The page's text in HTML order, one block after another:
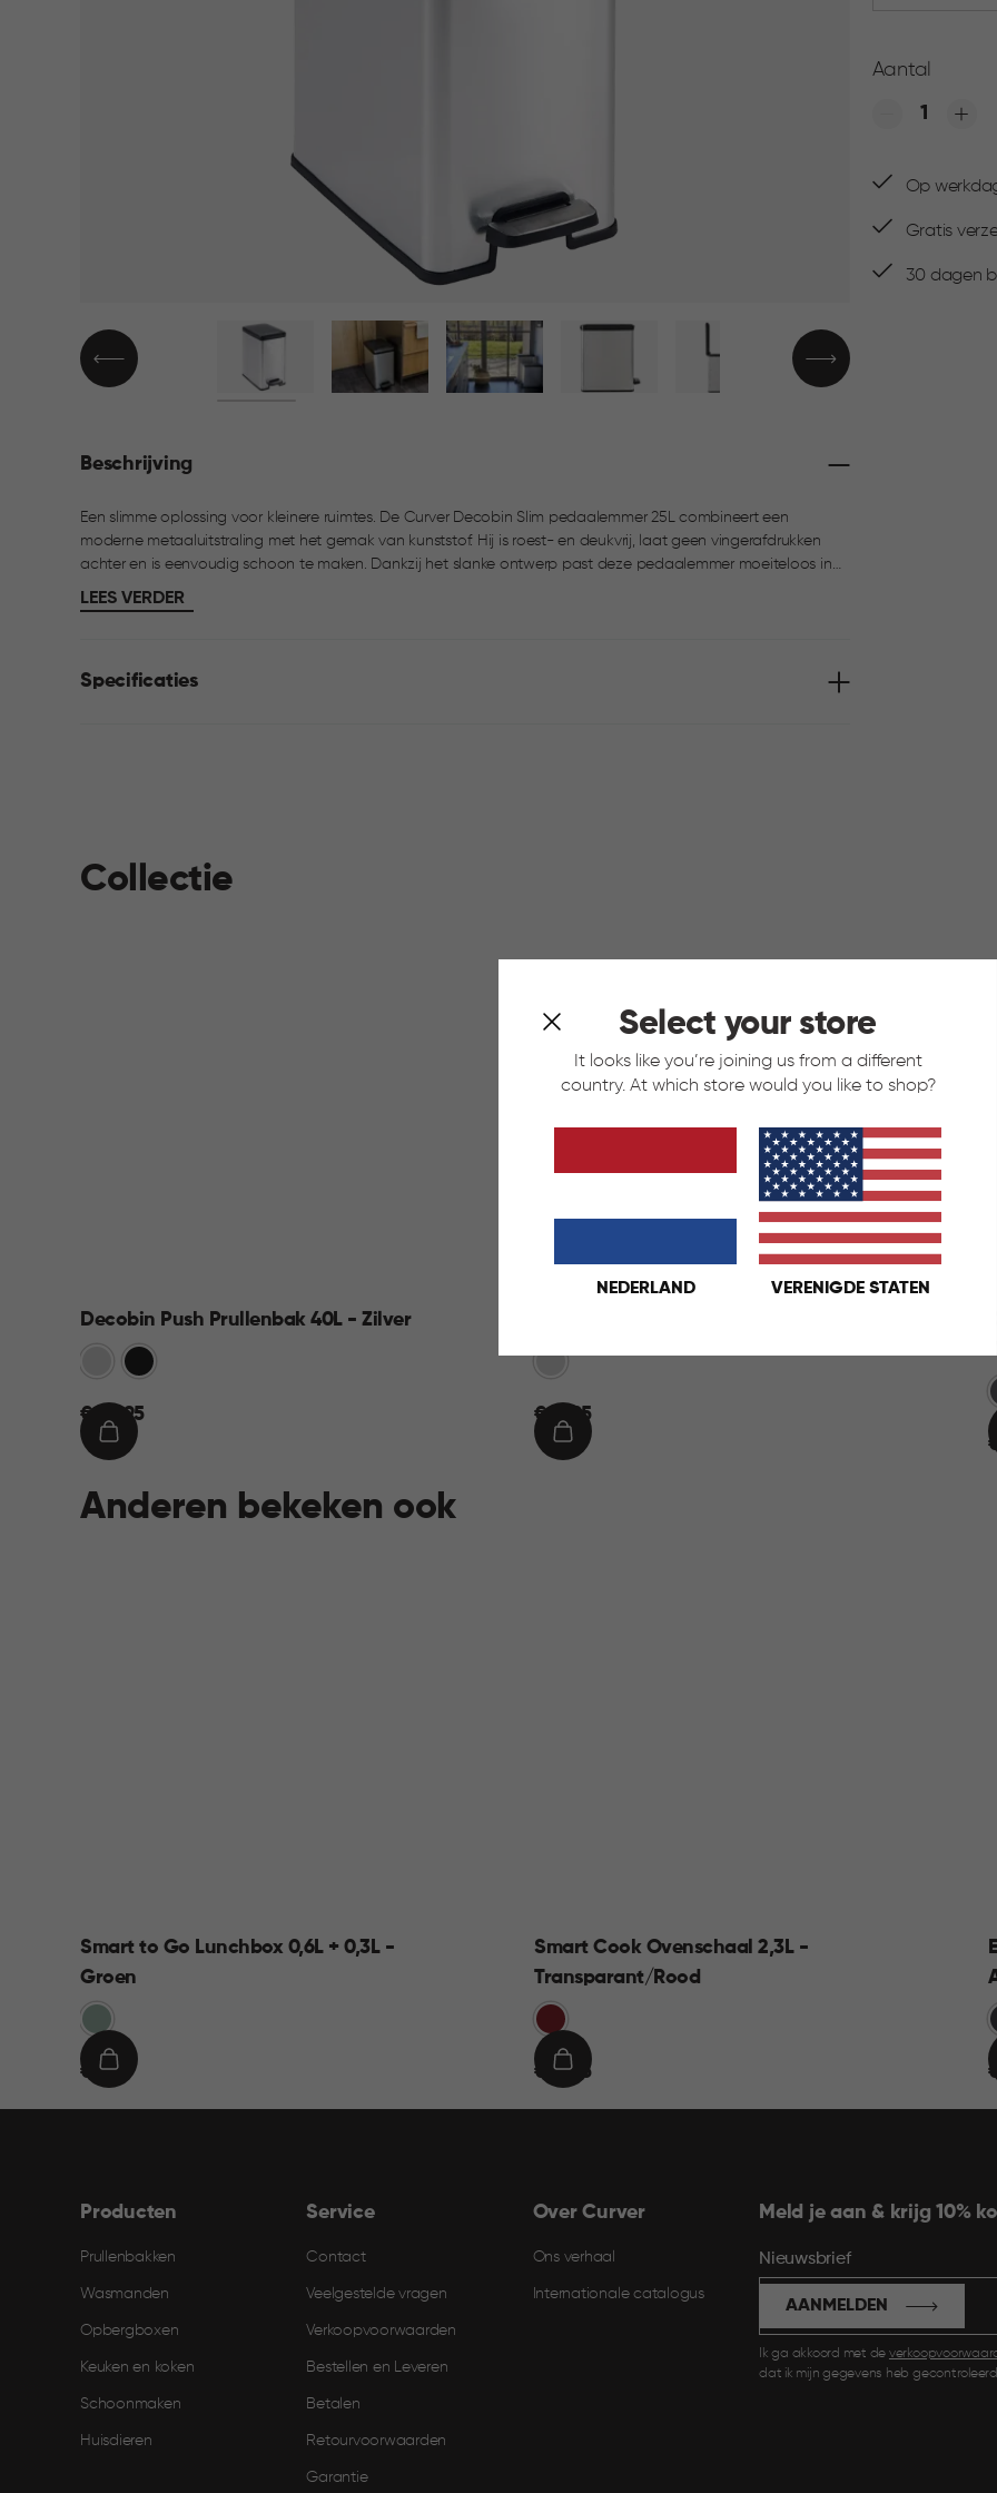
Select your store
It looks like you’re joining us from a different
country. At which store would you like to shop?
NEDERLAND VERENIGDE STATEN
Aantal
Quantity:
Op
Gratis
30 dagen
Beschrijving
Een slimme oplossing voor kleinere ruimtes. De Curver Decobin Slim pedaalemmer 25L combineert een
moderne metaaluitstraling met het gemak van kunststof. Hij is roest- en deukvrij, laat geen vingerafdrukken
achter en is eenvoudig schoon te maken. Dankzij het slanke ontwerp past deze pedaalemmer moeiteloos in
smalle plekken in de keuken of bijkeuken. Het brede pedaal en het soft-close mechanisme zorgen voor
comfortabel en geruisloos gebruik. Met de geïntegreerde vuilniszakhouder en de handgreep aan de
LEES VERDER
Specificaties
Collectie
Decobin Push Prullenbak 40L - Zilver
Zwart
€
44,95
€ 44,95
IN
Zilver
€
19,95
€ 19,95
IN
€
Anderen bekeken ook
Smart to Go Lunchbox 0,6L + 0,3L -
Groen
Groen
€€ 9,95
IN
Smart Cook Ovenschaal 2,3L -
Transparant/Rood
Rood
€€ 19,95
IN
€
Producten
Prullenbakken
Wasmanden
Opbergboxen
Keuken en koken
Schoonmaken
Huisdieren
Service
Contact
Veelgestelde vragen
Verkoopvoorwaarden
Bestellen en Leveren​
Betalen
Retourvoorwaarden
Garantie
Over Curver
Ons verhaal
Internationale catalogus
Meld je aan & krijg 10%
Nieuwsbrief
Ik ga akkoord met de
dat ik mijn gegevens heb
AANMELDEN